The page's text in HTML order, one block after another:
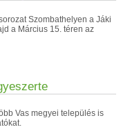
Szombathelyen a Jáki
a Március 15. téren az
Vas megyei település is